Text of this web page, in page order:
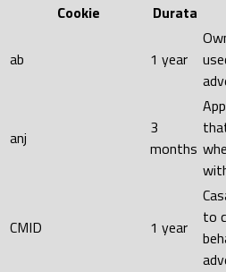
Cookie
Durata
ab 1 year
anj
3
months
CMID 1 year
to